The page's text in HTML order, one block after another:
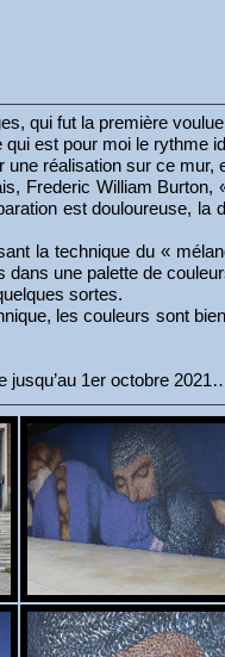
qui fut la première
est pour moi le rythme
une réalisation sur ce
Frederic William
est douloureuse,
la technique du «
une palette de
sortes.
les couleurs sont
jusqu’au 1er octobre